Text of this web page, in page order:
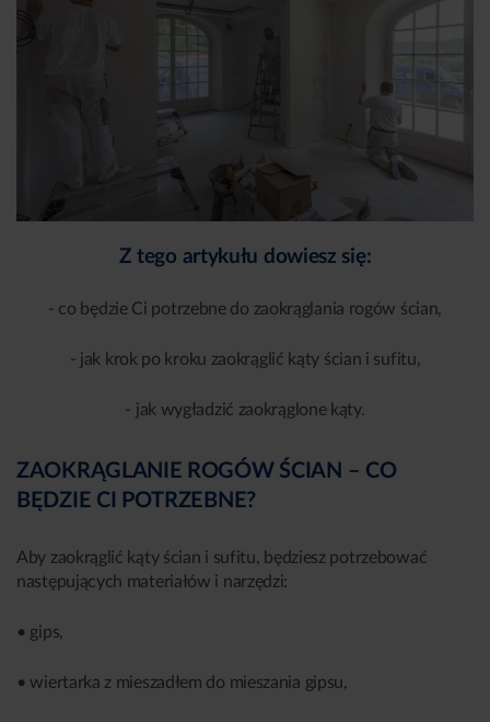
Z tego artykułu dowiesz się:
- co będzie Ci potrzebne do zaokrąglania rogów ścian,
- jak krok po kroku zaokrąglić kąty ścian i sufitu,
- jak wygładzić zaokrąglone kąty.
ZAOKRĄGLANIE ROGÓW ŚCIAN – CO
BĘDZIE CI POTRZEBNE?
Aby zaokrąglić kąty ścian i sufitu, będziesz potrzebować
następujących materiałów i narzędzi:
• gips,
• wiertarka z mieszadłem do mieszania gipsu,